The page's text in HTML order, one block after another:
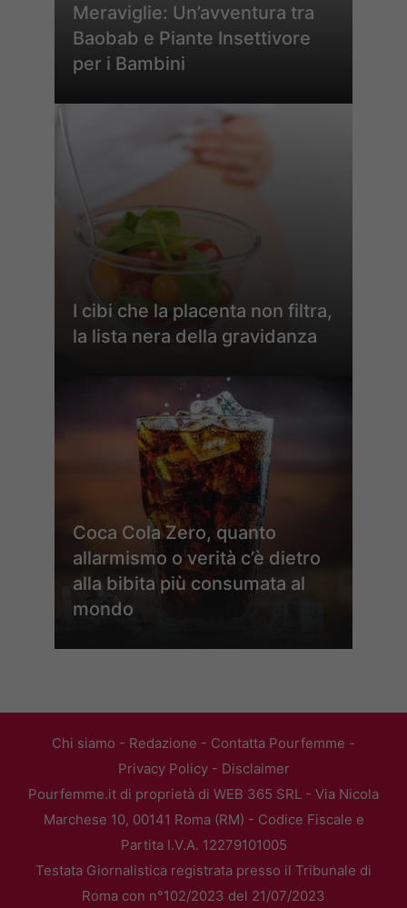
Meraviglie: Un’avventura tra
Baobab e Piante Insettivore
per i Bambini
I cibi che la placenta non filtra,
la lista nera della gravidanza
Coca Cola Zero, quanto
allarmismo o verità c’è dietro
alla bibita più consumata al
mondo
Chi siamo - Redazione - Contatta Pourfemme -
Privacy Policy- Disclaimer
Pourfemme.it di proprietà di WEB 365 SRL - Via Nicola
Marchese 10, 00141 Roma (RM) - Codice Fiscale e
Partita I.V.A. 12279101005
Testata Giornalistica registrata presso il Tribunale di
Roma con n°102/2023 del 21/07/2023